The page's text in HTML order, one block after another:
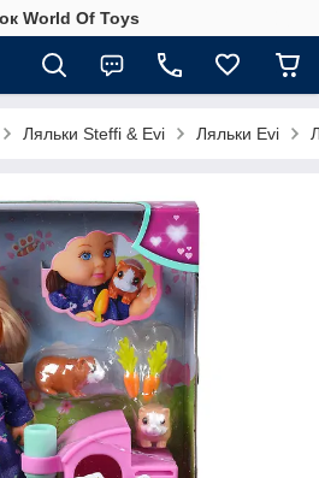
World Of Toys
Ляльки Steffi & Evi Ляльки Evi